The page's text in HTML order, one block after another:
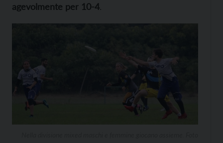
agevolmente per 10-4.